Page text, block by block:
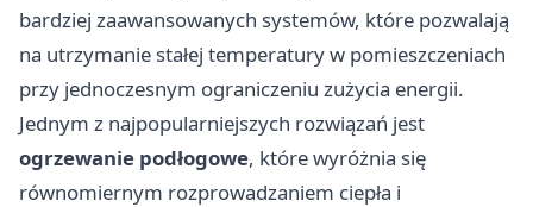
bardziej zaawansowanych systemów, które pozwalają
na utrzymanie stałej temperatury w pomieszczeniach
przy jednoczesnym ograniczeniu zużycia energii.
Jednym z najpopularniejszych rozwiązań jest
ogrzewanie podłogowe, które wyróżnia się
równomiernym rozprowadzaniem ciepła i